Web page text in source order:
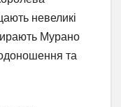
невеликі
Мурано
та